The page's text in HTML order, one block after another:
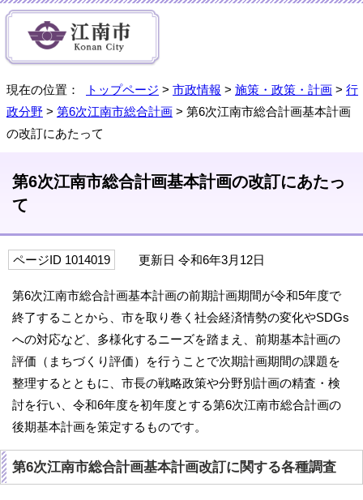
現在の位置： トップページ > 市政情報 > 施策・政策・計画 > 行
政分野 > 第6次江南市総合計画 > 第6次江南市総合計画基本計画
の改訂にあたって
第6次江南市総合計画基本計画の改訂にあたっ
て
ページID 1014019 更新日 令和6年3月12日
第6次江南市総合計画基本計画の前期計画期間が令和5年度で
終了することから、市を取り巻く社会経済情勢の変化やSDGs
への対応など、多様化するニーズを踏まえ、前期基本計画の
評価（まちづくり評価）を行うことで次期計画期間の課題を
整理するとともに、市長の戦略政策や分野別計画の精査・検
討を行い、令和6年度を初年度とする第6次江南市総合計画の
後期基本計画を策定するものです。
第6次江南市総合計画基本計画改訂に関する各種調査